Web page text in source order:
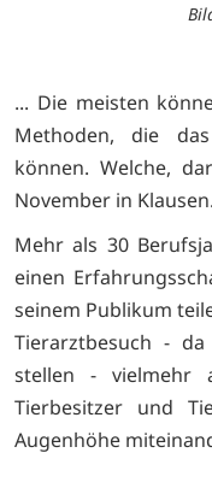
... Die meisten
Methoden, die
können. Welche,
November in Klausen.
Mehr als 30
einen
seinem Publikum
Tierarztbesuch -
stellen - vielmehr
Tierbesitzer und
Augenhöhe